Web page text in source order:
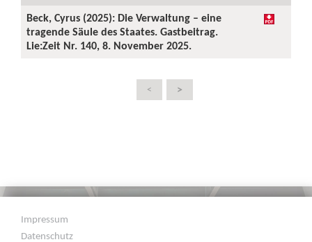
Beck, Cyrus (2025): Die Verwaltung – eine
tragende Säule des Staates. Gastbeitrag.
Lie:Zeit Nr. 140, 8. November 2025.
< >
Impressum
Datenschutz